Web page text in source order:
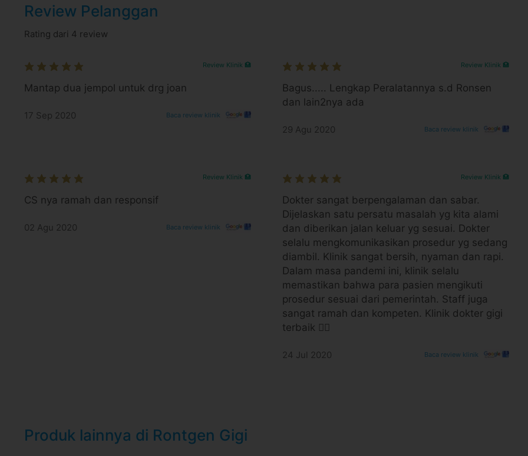
Booking dan ubah jadwal dengan mudah via WhatsApp 24 jam sebelum waktu treatment
Untuk lebih lengkapnya, Anda dapat membaca syarat dan kebijakan
Syarat dan ketentuan dapat berubah sewaktu-waktu tanpa pemberitahuan dan berlaku
untuk pembelian setelah waktu perubahan
Harga paket sudah termasuk biaya administrasi, convenience fee, biaya pemeliharaan platform.
Review Pelanggan
Rating dari 4 review
Review Klinik 🏥
Mantap dua jempol untuk drg joan
17 Sep 2020 Baca review klinik
Review Klinik 🏥
Bagus..... Lengkap Peralatannya s.d Ronsen
dan lain2nya ada
29 Agu 2020 Baca review klinik
Review Klinik 🏥
CS nya ramah dan responsif
02 Agu 2020 Baca review klinik
Review Klinik 🏥
Dokter sangat berpengalaman dan sabar.
Dijelaskan satu persatu masalah yg kita alami
dan diberikan jalan keluar yg sesuai. Dokter
selalu mengkomunikasikan prosedur yg sedang
diambil. Klinik sangat bersih, nyaman dan rapi.
Dalam masa pandemi ini, klinik selalu
memastikan bahwa para pasien mengikuti
prosedur sesuai dari pemerintah. Staff juga
sangat ramah dan kompeten. Klinik dokter gigi
terbaik 👍🏻
24 Jul 2020 Baca review klinik
Produk lainnya di Rontgen Gigi